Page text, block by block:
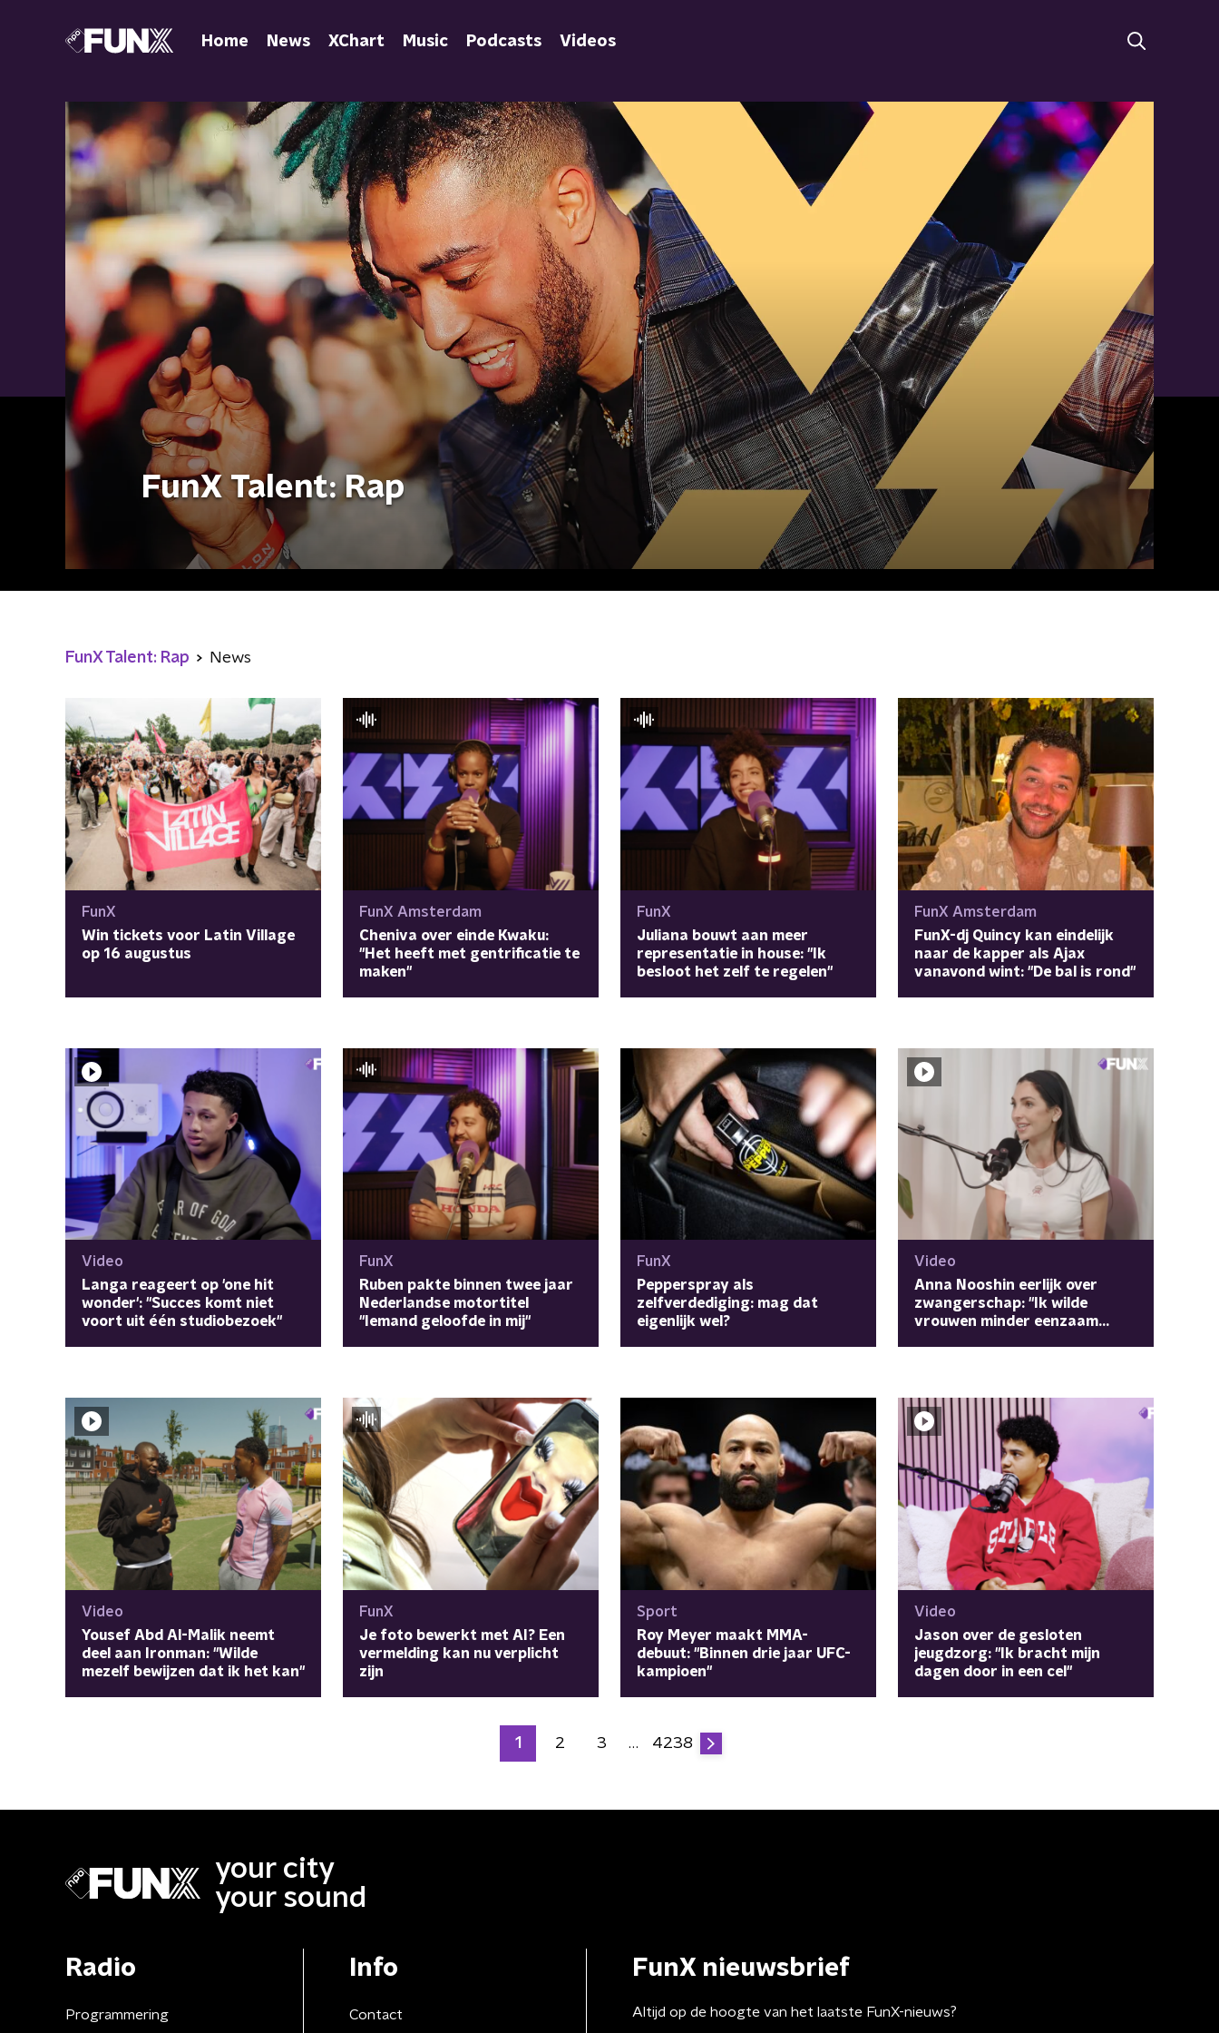
Home News XChart Music Podcasts Videos
FunX Talent: Rap
FunX Talent: Rap News
FunX
Win tickets voor Latin Village
op 16 augustus
FunX Amsterdam
Cheniva over einde Kwaku:
"Het heeft met gentrificatie te
maken"
FunX
Juliana bouwt aan meer
representatie in house: "Ik
besloot het zelf te regelen"
FunX Amsterdam
FunX-dj Quincy kan eindelijk
naar de kapper als Ajax
vanavond wint: "De bal is rond"
Video
Langa reageert op 'one hit
wonder': "Succes komt niet
voort uit één studiobezoek"
FunX
Ruben pakte binnen twee jaar
Nederlandse motortitel
"Iemand geloofde in mij"
FunX
Pepperspray als
zelfverdediging: mag dat
eigenlijk wel?
Video
Anna Nooshin eerlijk over
zwangerschap: "Ik wilde
vrouwen minder eenzaam
Video
Yousef Abd Al-Malik neemt
deel aan Ironman: "Wilde
mezelf bewijzen dat ik het kan"
FunX
Je foto bewerkt met AI? Een
vermelding kan nu verplicht
zijn
Sport
Roy Meyer maakt MMA-
debuut: "Binnen drie jaar UFC-
kampioen"
Video
Jason over de gesloten
jeugdzorg: "Ik bracht mijn
dagen door in een cel"
1 2 3 … 4238
your city
your sound
Radio
Programmering
Info
Contact
FunX nieuwsbrief
Altijd op de hoogte van het laatste FunX-nieuws?